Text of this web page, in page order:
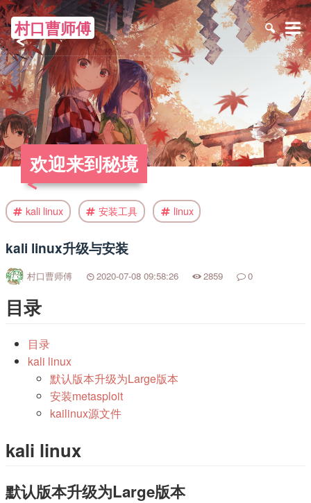
村口曹师傅 ≡
欢迎来到秘境
kali linux 安装工具 linux
kali linux升级与安装
村口曹师傅 2020-07-08 09:58:26 2859 0
目录
目录
kali linux
默认版本升级为Large版本
安装metasploit
kailinux源文件
kali linux
默认版本升级为Large版本